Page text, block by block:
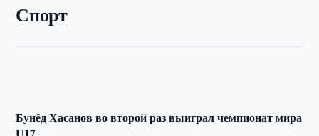
Спорт
Узбекистан примет Кубок Азии U-17 по футболу в
2027 году
Бунёд Хасанов во второй раз выиграл чемпионат мира